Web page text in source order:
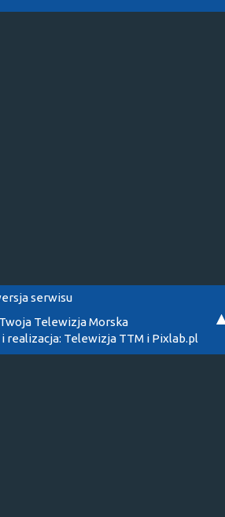
serwisu
Telewizja Morska
realizacja: Telewizja TTM i Pixlab.pl